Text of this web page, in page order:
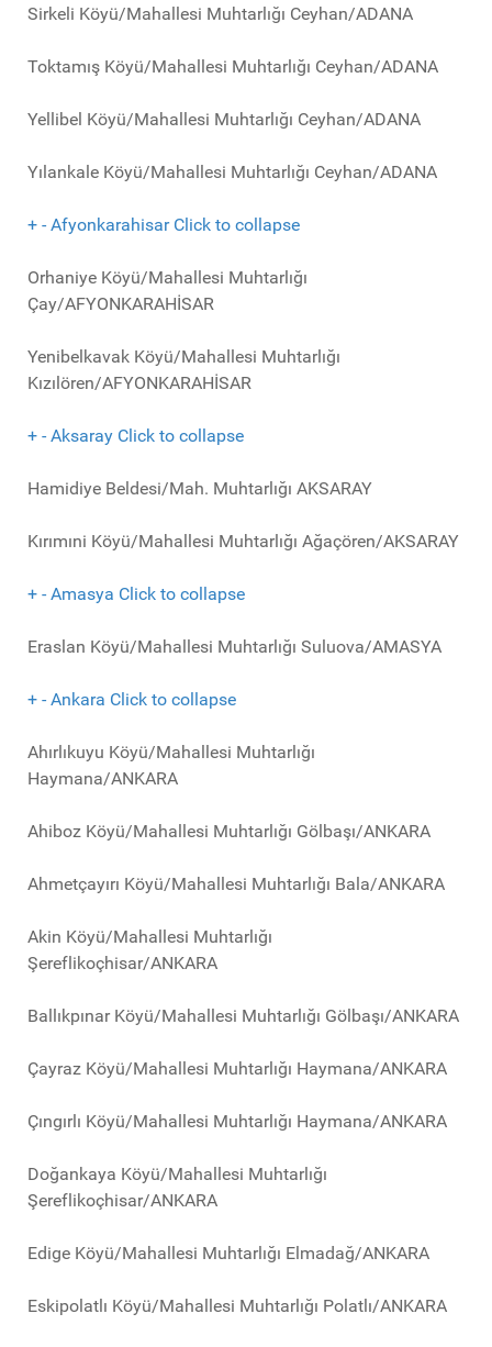
Sirkeli Köyü/Mahallesi Muhtarlığı Ceyhan/ADANA
Toktamış Köyü/Mahallesi Muhtarlığı Ceyhan/ADANA
Yellibel Köyü/Mahallesi Muhtarlığı Ceyhan/ADANA
Yılankale Köyü/Mahallesi Muhtarlığı Ceyhan/ADANA
+ - Afyonkarahisar Click to collapse
Orhaniye Köyü/Mahallesi Muhtarlığı
Çay/AFYONKARAHİSAR
Yenibelkavak Köyü/Mahallesi Muhtarlığı
Kızılören/AFYONKARAHİSAR
+ - Aksaray Click to collapse
Hamidiye Beldesi/Mah. Muhtarlığı AKSARAY
Kırımıni Köyü/Mahallesi Muhtarlığı Ağaçören/AKSARAY
+ - Amasya Click to collapse
Eraslan Köyü/Mahallesi Muhtarlığı Suluova/AMASYA
+ - Ankara Click to collapse
Ahırlıkuyu Köyü/Mahallesi Muhtarlığı
Haymana/ANKARA
Ahiboz Köyü/Mahallesi Muhtarlığı Gölbaşı/ANKARA
Ahmetçayırı Köyü/Mahallesi Muhtarlığı Bala/ANKARA
Akin Köyü/Mahallesi Muhtarlığı
Şereflikoçhisar/ANKARA
Ballıkpınar Köyü/Mahallesi Muhtarlığı Gölbaşı/ANKARA
Çayraz Köyü/Mahallesi Muhtarlığı Haymana/ANKARA
Çıngırlı Köyü/Mahallesi Muhtarlığı Haymana/ANKARA
Doğankaya Köyü/Mahallesi Muhtarlığı
Şereflikoçhisar/ANKARA
Edige Köyü/Mahallesi Muhtarlığı Elmadağ/ANKARA
Eskipolatlı Köyü/Mahallesi Muhtarlığı Polatlı/ANKARA